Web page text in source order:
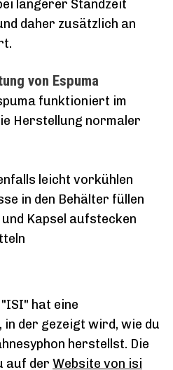
längerer Standzeit
daher zusätzlich an
von Espuma
funktioniert im
Herstellung normaler
leicht vorkühlen
in den Behälter füllen
Kapsel aufstecken
hat eine
der gezeigt wird, wie du
herstellst. Die
auf der Website von isi